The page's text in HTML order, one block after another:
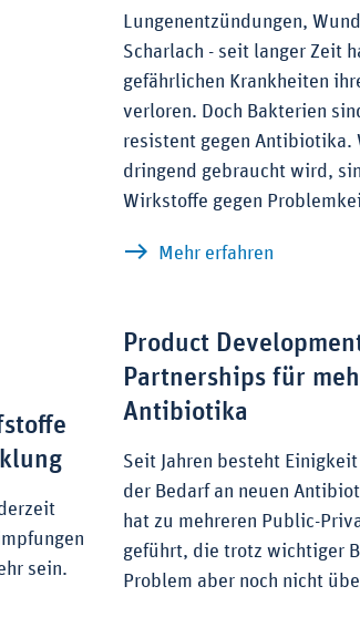
zu Präparaten und
Lungenentzündungen,
Scharlach - seit langer Zeit
gefährlichen Krankheiten
verloren. Doch Bakterien
resistent gegen Antibiotika.
dringend gebraucht wird,
Wirkstoffe gegen
Mehr erfahrenzu Wenn
sein.
Product
Partnerships für
Antibiotika
Seit Jahren besteht
der Bedarf an neuen
hat zu mehreren Public-
geführt, die trotz wichtiger
Problem aber noch nicht